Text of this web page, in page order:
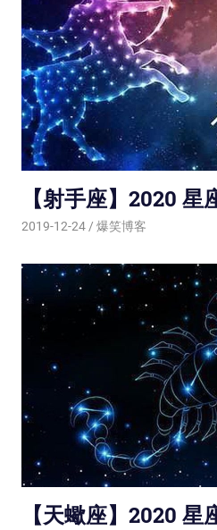
【射手座】2020 星
2019-12-24 爆笑博客
【天蠍座】2020 星